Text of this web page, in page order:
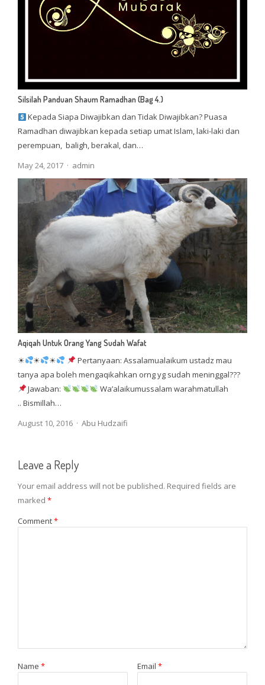
Silsilah Panduan Shaum Ramadhan (Bag 4.)
Kepada Siapa Diwajibkan dan Tidak Diwajibkan? Puasa
Ramadhan diwajibkan kepada setiap umat Islam, laki-laki dan
perempuan, baligh, berakal, dan…
May 24, 2017
Author
admin
Aqiqah Untuk Orang Yang Sudah Wafat
☀ ☀ ☀
Pertanyaan: Assalamualaikum ustadz mau
tanya apa boleh mengaqikahkan orng yg sudah meninggal???
Jawaban:
Wa’alaikumussalam warahmatullah
.. Bismillah…
August 10, 2016
Author
Abu Hudzaifi
Leave a Reply
Your email address will not be published. Required fields are
marked *
Comment*
Name * Email *